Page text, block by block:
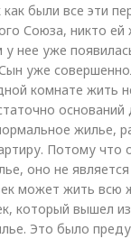
были все эти
Союза, никто ей
нее уже
уже
комнате жить
оснований
жилье,
Потому что
оно не
может жить всю
который вышел
Это было